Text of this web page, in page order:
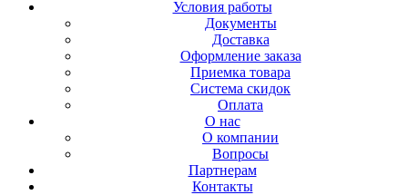
Условия работы
Документы
Доставка
Оформление заказа
Приемка товара
Система скидок
Оплата
О нас
О компании
Вопросы
Партнерам
Контакты